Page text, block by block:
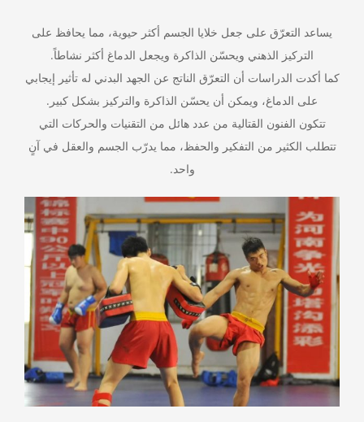
يساعد التعرّق على جعل خلايا الجسم أكثر حيوية، مما يحافظ على
التركيز الذهني ويحسّن الذاكرة ويجعل الدماغ أكثر نشاطاً.
كما أكدت الدراسات أن التعرّق الناتج عن الجهد البدني له تأثير إيجابي
على الدماغ، ويمكن أن يحسّن الذاكرة والتركيز بشكل كبير.
تتكون الفنون القتالية من عدد هائل من التقنيات والحركات التي
تتطلب الكثير من التفكير والحفظ، مما يدرّب الجسم والعقل في آنٍ
واحد.